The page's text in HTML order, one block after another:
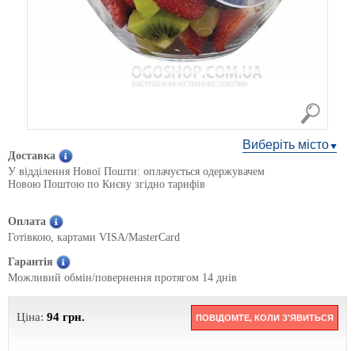
Виберіть місто
Доставка
У відділення Нової Пошти: оплачується одержувачем
Новою Поштою по Києву згідно тарифів
Оплата
Готівкою, картами VISA/MasterCard
Гарантія
Можливий обмін/повернення протягом 14 днів
Ціна: 94 грн. ПОВІДОМТЕ, КОЛИ З'ЯВИТЬСЯ